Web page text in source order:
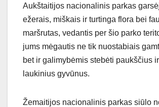
Aukštaitijos nacionalinis parkas
ežerais, miškais ir turtinga flora bei
maršrutas, vedantis per šio parko
jums mėgautis ne tik nuostabiais
bet ir galimybėmis stebėti paukščius
laukinius gyvūnus.
Žemaitijos nacionalinis parkas siūlo